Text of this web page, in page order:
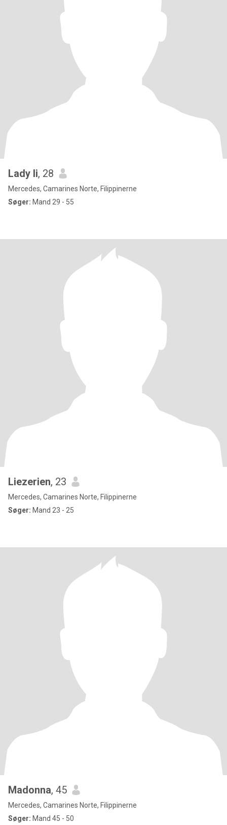
Lady li, 28
Mercedes, Camarines Norte, Filippinerne
Søger: Mand 29 - 55
Liezerien, 23
Mercedes, Camarines Norte, Filippinerne
Søger: Mand 23 - 25
Madonna, 45
Mercedes, Camarines Norte, Filippinerne
Søger: Mand 45 - 50